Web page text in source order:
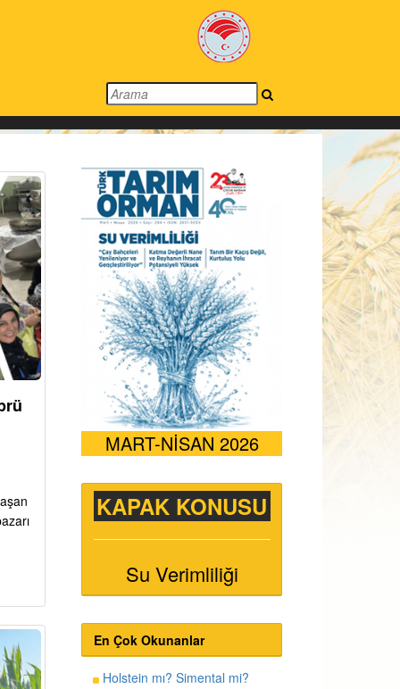
MART-NİSAN 2026
KAPAK KONUSU
Su Verimliliği
En Çok Okunanlar
Holstein mı? Simental mi?